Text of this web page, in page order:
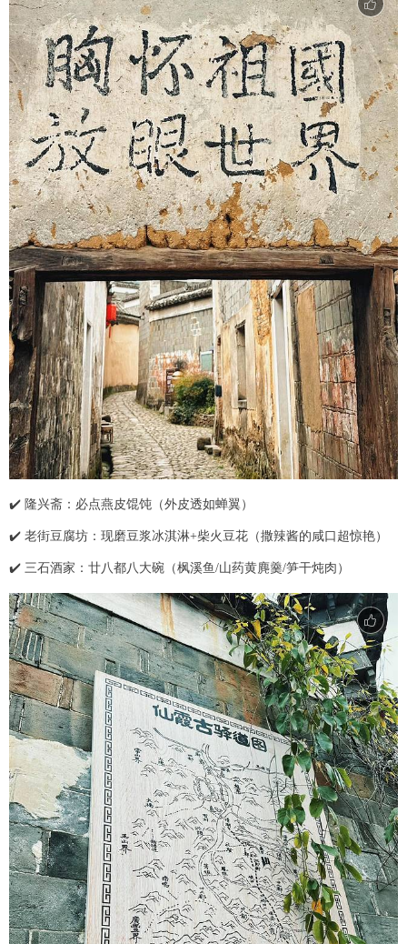
✔️ 隆兴斋：必点燕皮馄饨（外皮透如蝉翼）
✔️ 老街豆腐坊：现磨豆浆冰淇淋+柴火豆花（撒辣酱的咸口超惊艳）
✔️ 三石酒家：廿八都八大碗（枫溪鱼/山药黄麂羹/笋干炖肉）